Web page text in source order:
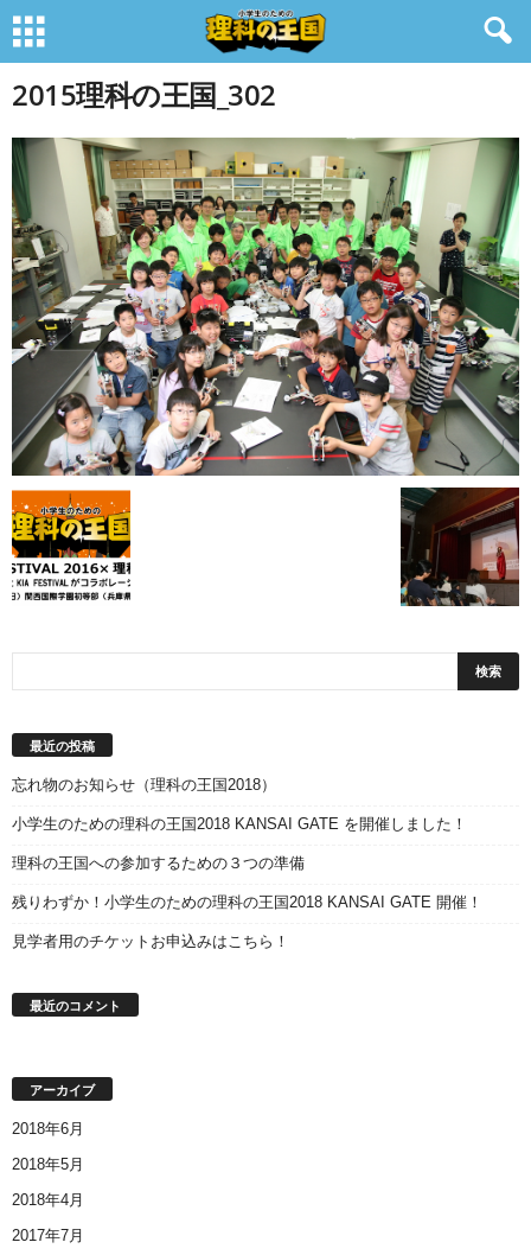
2015理科の王国_302
最近の投稿
忘れ物のお知らせ（理科の王国2018）
小学生のための理科の王国2018 KANSAI GATE を開催しました！
理科の王国への参加するための３つの準備
残りわずか！小学生のための理科の王国2018 KANSAI GATE 開催！
見学者用のチケットお申込みはこちら！
最近のコメント
アーカイブ
2018年6月
2018年5月
2018年4月
2017年7月